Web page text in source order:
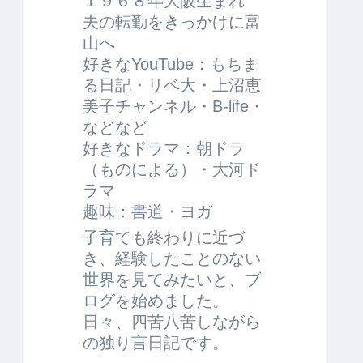
夫の転勤をきっかけに富
山へ
好きなYouTube：もちま
る日記・リベ大・上沼恵
美子チャンネル・B-life・
などなど
好きなドラマ：朝ドラ
（ものによる）・大河ド
ラマ
趣味：書道・ヨガ
子育ても終わりに近づ
き、経験したことのない
世界を見てみたいと、ブ
ログを始めました。
日々、四苦八苦しながら
の独り言日記です。